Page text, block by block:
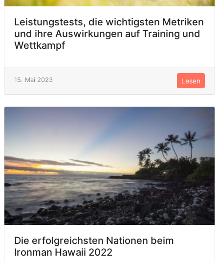
Leistungstests, die wichtigsten Metriken
und ihre Auswirkungen auf Training und
Wettkampf
15. Mai 2023 Lesen
Die erfolgreichsten Nationen beim
Ironman Hawaii 2022